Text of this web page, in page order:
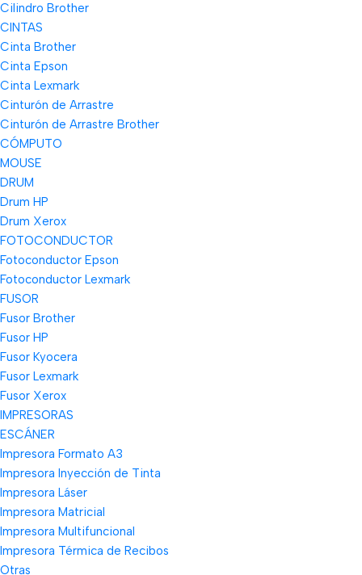
Cilindro Brother
CINTAS
Cinta Brother
Cinta Epson
Cinta Lexmark
Cinturón de Arrastre
Cinturón de Arrastre Brother
CÓMPUTO
MOUSE
DRUM
Drum HP
Drum Xerox
FOTOCONDUCTOR
Fotoconductor Epson
Fotoconductor Lexmark
FUSOR
Fusor Brother
Fusor HP
Fusor Kyocera
Fusor Lexmark
Fusor Xerox
IMPRESORAS
ESCÁNER
Impresora Formato A3
Impresora Inyección de Tinta
Impresora Láser
Impresora Matricial
Impresora Multifuncional
Impresora Térmica de Recibos
Otras